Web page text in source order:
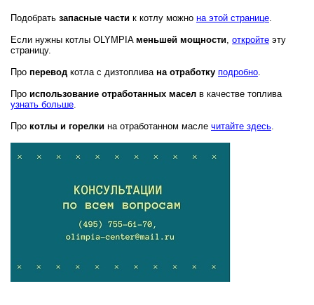
Подобрать запасные части к котлу можно на этой странице
Если нужны котлы OLYMPIA меньшей мощности откройте эту
страницу.
Про перевод котла с дизтоплива на отработку подробно
Про использование отработанных масел в качестве топлива
узнать больше
Про котлы и горелки на отработанном масле читайте здесь